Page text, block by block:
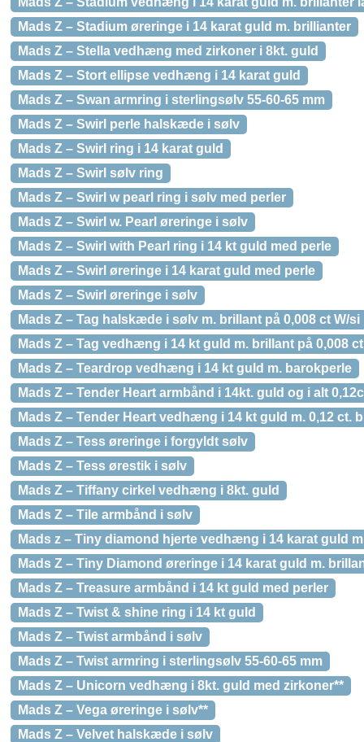
Mads Z – Stadium øreringe i 14 karat guld m. brillianter
Mads Z – Stella vedhæng med zirkoner i 8kt. guld
Mads Z – Stort ellipse vedhæng i 14 karat guld
Mads Z – Swan armring i sterlingsølv 55-60-65 mm
Mads Z – Swirl perle halskæde i sølv
Mads Z – Swirl ring i 14 karat guld
Mads Z – Swirl sølv ring
Mads Z – Swirl w pearl ring i sølv med perler
Mads Z – Swirl w. Pearl øreringe i sølv
Mads Z – Swirl with Pearl ring i 14 kt guld med perle
Mads Z – Swirl øreringe i 14 karat guld med perle
Mads Z – Swirl øreringe i sølv
Mads Z – Tag halskæde i sølv m. brillant på 0,008 ct W/si
Mads Z – Tag vedhæng i 14 kt guld m. brillant på 0,008
Mads Z – Teardrop vedhæng i 14 kt guld m. barokperle
Mads Z – Tender Heart armbånd i 14kt. guld og i alt
Mads Z – Tender Heart vedhæng i 14 kt guld m. 0,12 ct.
Mads Z – Tess øreringe i forgyldt sølv
Mads Z – Tess ørestik i sølv
Mads Z – Tiffany cirkel vedhæng i 8kt. guld
Mads Z – Tile armbånd i sølv
Mads z – Tiny diamond hjerte vedhæng i 14 karat guld
Mads Z – Tiny Diamond øreringe i 14 karat guld m.
Mads Z – Treasure armbånd i 14 kt guld med perler
Mads Z – Twist & shine ring i 14 kt guld
Mads Z – Twist armbånd i sølv
Mads Z – Twist armring i sterlingsølv 55-60-65 mm
Mads Z – Unicorn vedhæng i 8kt. guld med zirkoner**
Mads Z – Vega øreringe i sølv**
Mads Z – Velvet halskæde i sølv